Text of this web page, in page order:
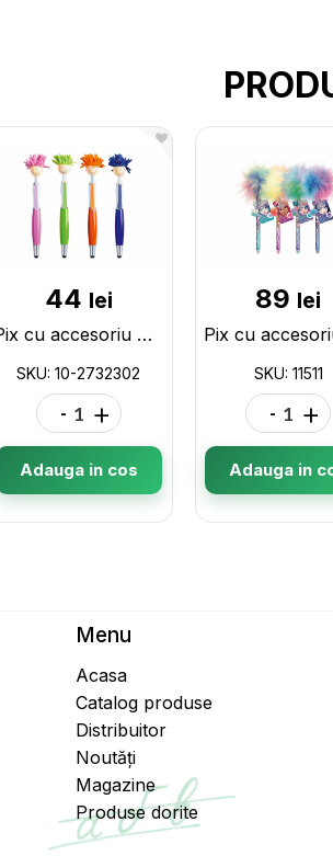
44 lei
Pix cu accesoriu Baietel 10-2732302
SKU: 10-2732302
- +
Adauga in cos
89 lei
SKU: 11511
- +
Adauga in
Menu
Acasa
Catalog produse
Distribuitor
Noutăți
Magazine
Produse dorite